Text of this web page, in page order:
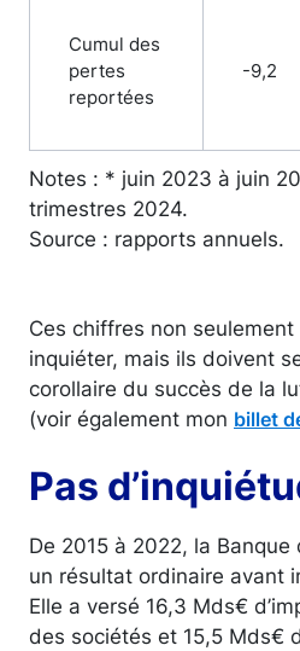
Cumul des
pertes
reportées
-9,2
Notes : * juin 2023 à juin
trimestres 2024.
Source : rapports annuels.
Ces chiffres non
inquiéter, mais ils doivent
corollaire du succès de la
(voir également mon billet
Pas
De 2015 à 2022, la
un résultat ordinaire avant
Elle a versé 16,3 Mds€
des sociétés et 15,5 Mds€